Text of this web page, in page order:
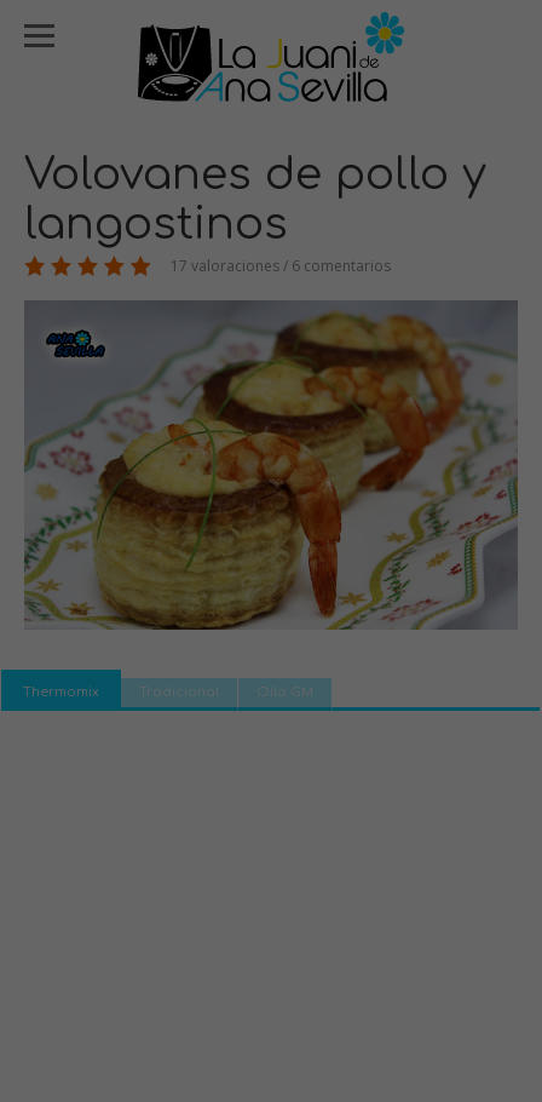
Volovanes de pollo y
langostinos
17 valoraciones / 6 comentarios
Thermomix Tradicional Olla GM